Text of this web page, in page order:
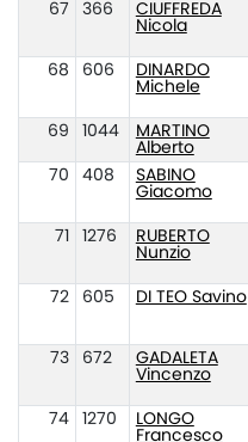
67
366
CIUFFREDA
Nicola
68
606
DINARDO
Michele
69
1044
MARTINO
Alberto
70
408
SABINO
Giacomo
71
1276
RUBERTO
Nunzio
72
605 DI TEO Savino
73
672
GADALETA
Vincenzo
74
1270
LONGO
Francesco